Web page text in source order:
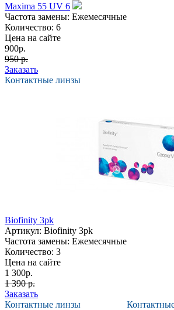
Maxima 55 UV 6
Частота замены: Ежемесячные
Количество: 6
Цена на сайте
900р.
950 р.
Заказать
Контактные линзы
Biofinity 3pk
Артикул: Biofinity 3pk
Частота замены: Ежемесячные
Количество: 3
Цена на сайте
1 300р.
1 390 р.
Заказать
Контактные линзы